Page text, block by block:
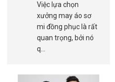
Việc lựa chọn
xưởng may áo sơ
mi đồng phục là rất
quan trọng, bởi nó
q…